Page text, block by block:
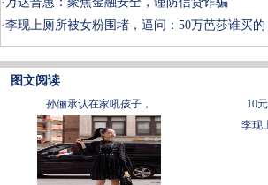
·李现上厕所被女粉围堵，逼问：50万芭莎谁买
图文阅读
孙俪承认在家吼孩子， 10
李现